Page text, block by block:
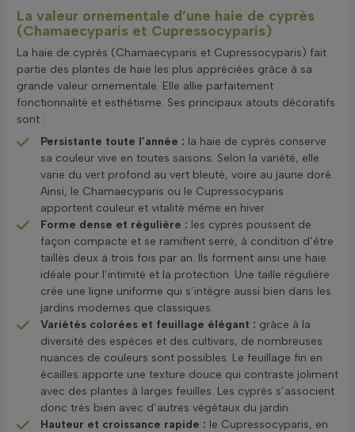
La valeur ornementale d’une haie de cyprès
(Chamaecyparis et Cupressocyparis)
La haie de cyprès (Chamaecyparis et Cupressocyparis) fait
partie des plantes de haie les plus appréciées grâce à sa
grande valeur ornementale. Elle allie parfaitement
fonctionnalité et esthétisme. Ses principaux atouts décoratifs
sont :
Persistante toute l’année : la haie de cyprès conserve
sa couleur vive en toutes saisons. Selon la variété, elle
varie du vert profond au vert bleuté, voire au jaune doré.
Ainsi, le Chamaecyparis ou le Cupressocyparis
apportent couleur et vitalité même en hiver.
Forme dense et régulière : les cyprès poussent de
façon compacte et se ramifient serré, à condition d’être
taillés deux à trois fois par an. Ils forment ainsi une haie
idéale pour l’intimité et la protection. Une taille régulière
crée une ligne uniforme qui s’intègre aussi bien dans les
jardins modernes que classiques.
Variétés colorées et feuillage élégant : grâce à la
diversité des espèces et des cultivars, de nombreuses
nuances de couleurs sont possibles. Le feuillage fin en
écailles apporte une texture douce qui contraste joliment
avec des plantes à larges feuilles. Les cyprès s’associent
donc très bien avec d’autres végétaux du jardin.
Hauteur et croissance rapide : le Cupressocyparis, en